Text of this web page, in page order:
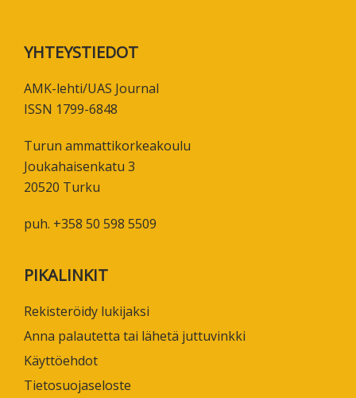
Footer
YHTEYSTIEDOT
AMK-lehti/UAS Journal
ISSN 1799-6848
Turun ammattikorkeakoulu
Joukahaisenkatu 3
20520 Turku
puh. +358 50 598 5509
PIKALINKIT
Rekisteröidy lukijaksi
Anna palautetta tai lähetä juttuvinkki
Käyttöehdot
Tietosuojaseloste